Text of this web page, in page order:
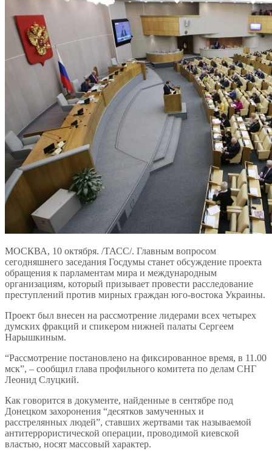
МОСКВА, 10 октября. /ТАСС/. Главным вопросом
сегодняшнего заседания Госдумы станет обсуждение проекта
обращения к парламентам мира и международным
организациям, который призывает провести расследование
преступлений против мирных граждан юго-востока Украины.
Проект был внесен на рассмотрение лидерами всех четырех
думских фракций и спикером нижней палаты Сергеем
Нарышкиным.
“Рассмотрение постановлено на фиксированное время, в 11.00
мск”, – сообщил глава профильного комитета по делам СНГ
Леонид Слуцкий.
Как говорится в документе, найденные в сентябре под
Донецком захоронения “десятков замученных и
расстрелянных людей”, ставших жертвами так называемой
антитеррористической операции, проводимой киевской
властью, носят массовый характер.